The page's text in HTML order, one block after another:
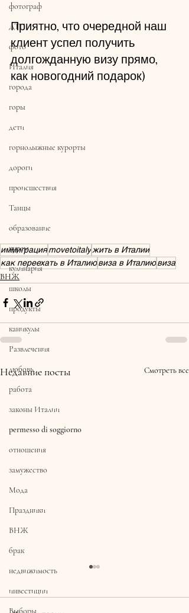
фотограф
ДТП
фото
Италия
города
горы
дети
горнолыжные курорты
дороги
происшествия
Танцы
образование
курсы
кулинария
школы
продукты
каникулы
Развлечения
любовь
работа
законы Италии
permesso di soggiorno
отношения
замужество
Мода
Праздники
ВНЖ
брак
недвижимость
инвестиции
Выборы
Приятно, что очередной наш
клиент успел получить
долгожданную визу прямо,
как новогодний подарок)
иммиграцияmovetoitalyжить в Италии
как переехать в Италиювиза в Италиювиза
ВНЖ
Недавние посты Смотреть все